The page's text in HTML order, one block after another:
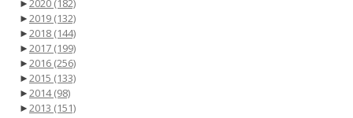
►2019 (132)
►2018 (144)
►2017 (199)
►2016 (256)
►2015 (133)
►2014(98)
►2013 (151)